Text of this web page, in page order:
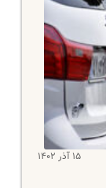
۱۵ آذر ۱۴۰۲